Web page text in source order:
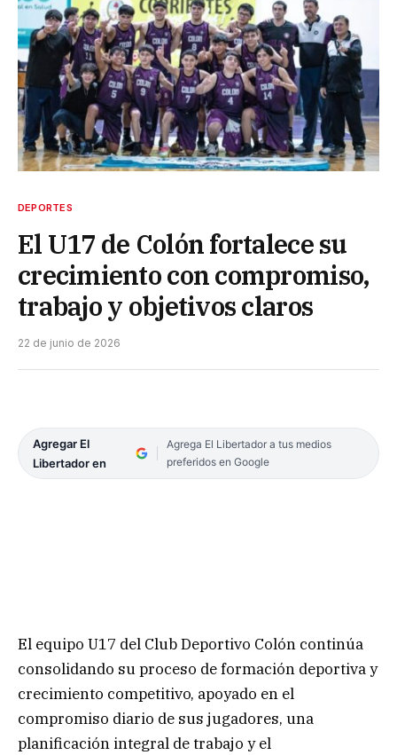
DEPORTES
El U17 de Colón fortalece su
crecimiento con compromiso,
trabajo y objetivos claros
22 de junio de 2026
Agregar El
Libertador en
Agrega El Libertador a tus medios
preferidos en Google
El equipo U17 del Club Deportivo Colón continúa
consolidando su proceso de formación deportiva y
crecimiento competitivo, apoyado en el
compromiso diario de sus jugadores, una
planificación integral de trabajo y el